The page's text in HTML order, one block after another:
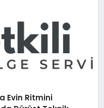
Evin Ritmini